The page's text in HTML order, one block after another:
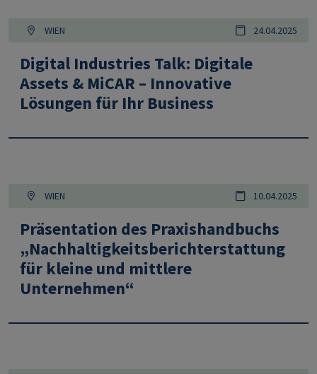
WIEN 24.04.2025
Digital Industries Talk: Digitale
Assets & MiCAR – Innovative
Lösungen für Ihr Business
WIEN 10.04.2025
Präsentation des Praxishandbuchs
„Nachhaltigkeitsberichterstattung
für kleine und mittlere
Unternehmen“